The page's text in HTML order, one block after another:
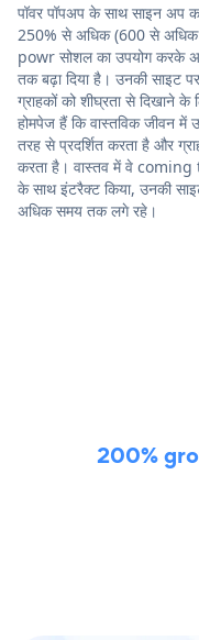
पॉवर पॉपअप के साथ साइन
250% से अधिक (600 से अधिक
powr सोशल का उपयोग करके
तक बढ़ा दिया है। उनकी
ग्राहकों को शीघ्रता से दिखाने
होमपेज हैं कि वास्तविक जीवन में
तरह से प्रदर्शित करता है और
करता है। वास्तव में वे coming
के साथ इंटरैक्ट किया, उनकी
अधिक समय तक लगे रहे।
200%